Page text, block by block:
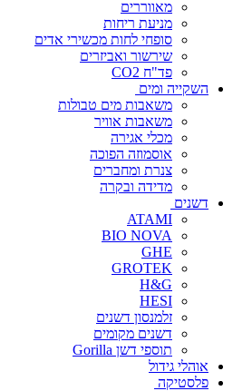
מאווררים
מניעת ריחות
סופחי לחות מכשירי אדים
שירשור ואביזרים
פד"ח CO2
השקייה ומים
משאבות מים טבולות
משאבות אוויר
מכלי אגירה
אוסמוזה הפוכה
צנרת ומחברים
מדידה ובקרה
דשנים
ATAMI
BIO NOVA
GHE
GROTEK
H&G
HESI
זלמנסון דשנים
דשנים מקומים
תוספי דשן Gorilla
אוהלי גידול
פלסטיקה